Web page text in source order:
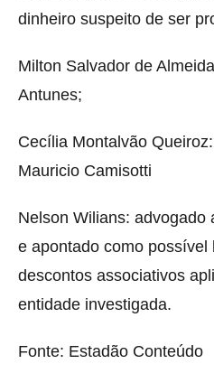
dinheiro suspeito de ser
Milton Salvador de
Antunes;
Cecília Montalvão
Mauricio Camisotti
Nelson Wilians: advogado
e apontado como possível
descontos associativos
entidade investigada.
Fonte: Estadão Conteúdo